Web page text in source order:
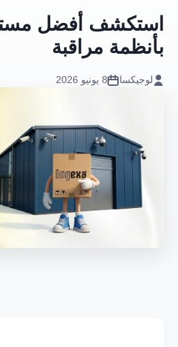
استكشف أفضل
بأنظمة مراقبة
لوجيكسا 8 يونيو 2026